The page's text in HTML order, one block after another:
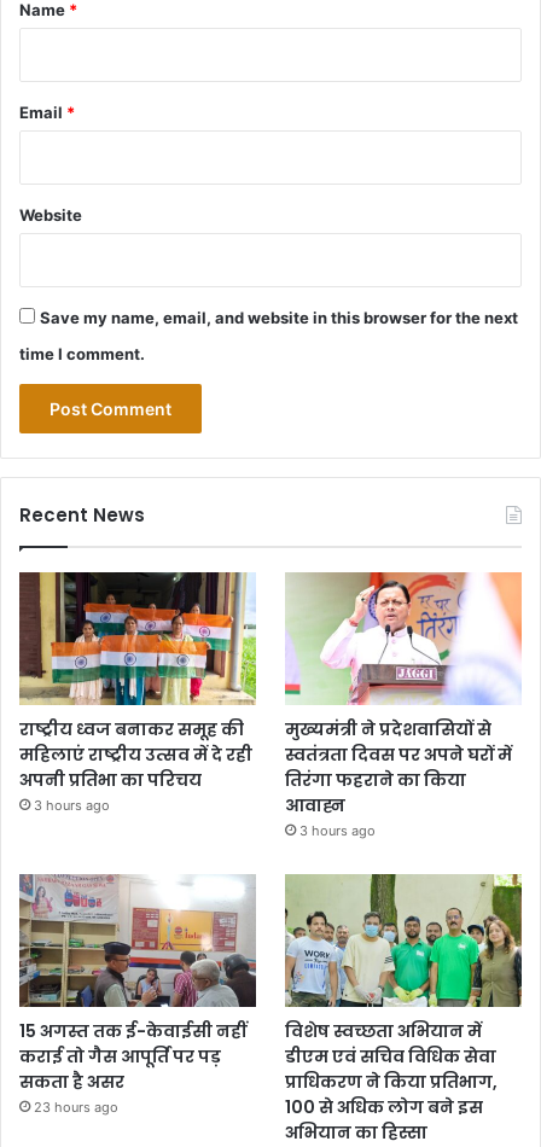
Name *
Email *
Website
Save my name, email, and website in this browser for the next
time I comment.
Recent News
राष्ट्रीय ध्वज बनाकर समूह की
महिलाएं राष्ट्रीय उत्सव में दे रही
अपनी प्रतिभा का परिचय
3 hours ago
मुख्यमंत्री ने प्रदेशवासियों से
स्वतंत्रता दिवस पर अपने घरों में
तिरंगा फहराने का किया
आवाह्न
3 hours ago
15 अगस्त तक ई-केवाईसी नहीं
कराई तो गैस आपूर्ति पर पड़
सकता है असर
23 hours ago
विशेष स्वच्छता अभियान में
डीएम एवं सचिव विधिक सेवा
प्राधिकरण ने किया प्रतिभाग,
100 से अधिक लोग बने इस
अभियान का हिस्सा